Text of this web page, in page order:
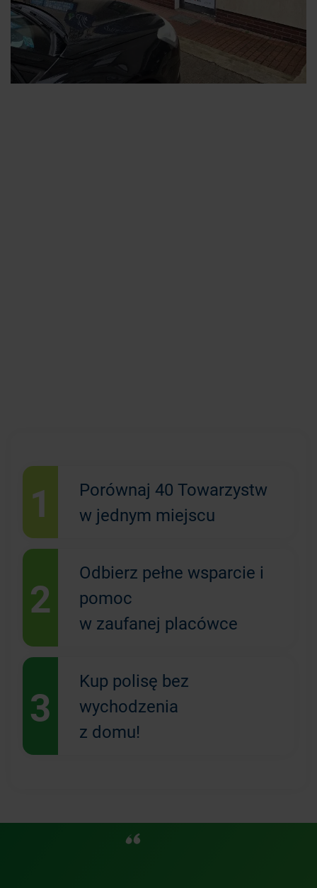
1
Porównaj 40 Towarzystw
w jednym miejscu
2
Odbierz pełne wsparcie i
pomoc
w zaufanej placówce
3
Kup polisę bez
wychodzenia
z domu!